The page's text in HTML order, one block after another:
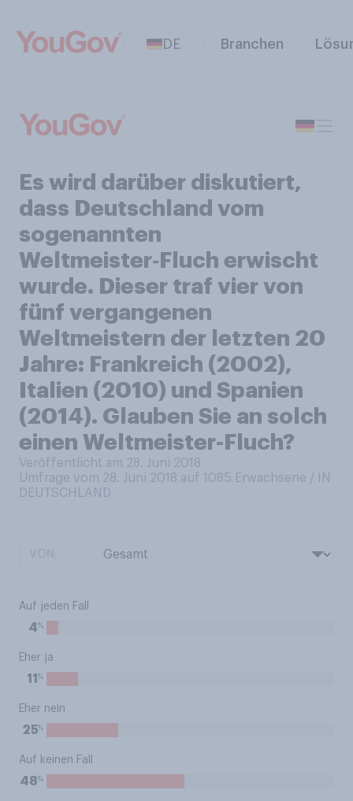
DE Branchen
Es wird darüber diskutiert,
dass Deutschland vom
sogenannten
Weltmeister‑Fluch erwischt
wurde. Dieser traf vier von
fünf vergangenen
Weltmeistern der letzten 20
Jahre: Frankreich (2002),
Italien (2010) und Spanien
(2014). Glauben Sie an solch
einen Weltmeister-Fluch?
Veröffentlicht am 28. Juni 2018
Umfrage vom 28. Juni 2018 auf 1085 Erwachsene / IN
DEUTSCHLAND
Auf jeden Fall
4%
Eher ja
11 %
Eher nein
25%
Auf keinen Fall
48%